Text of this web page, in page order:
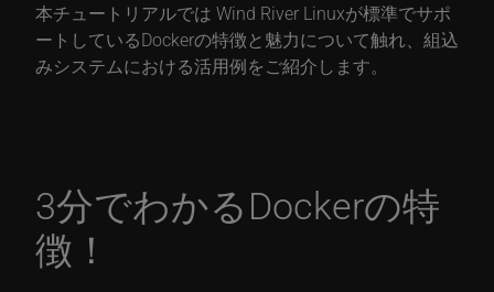
本チュートリアルでは Wind River Linuxが標準でサポ
ートしているDockerの特徴と魅力について触れ、組込
みシステムにおける活用例をご紹介します。
3分でわかるDockerの特
徴！